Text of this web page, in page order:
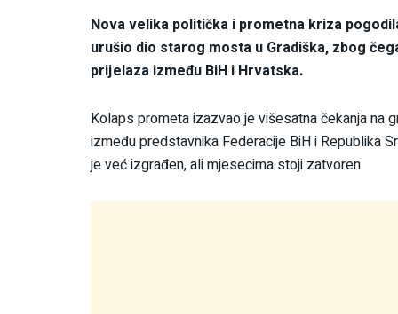
Nova velika politička i prometna kriza
urušio dio starog mosta u Gradiška, zbog
prijelaza između BiH i Hrvatska.
Kolaps prometa izazvao je višesatna čekanja na
između predstavnika Federacije BiH i Republika
je već izgrađen, ali mjesecima stoji zatvoren.